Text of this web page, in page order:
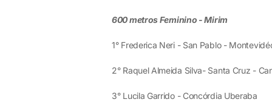
600 metros Feminino - Mirim
1° Frederica Neri - San Pablo -
2° Raquel Almeida Silva- Santa Cruz -
3° Lucila Garrido - Concórdia Uberaba